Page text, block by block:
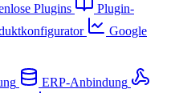
Plugins
Plugin-
Google
ERP-Anbindung